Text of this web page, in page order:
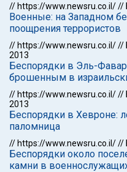
// https://www.newsru.co.il///
Военные: на Западном
поощрения террористов
// https://www.newsru.co.il///
2013
Беспорядки в Эль-
брошенным в
// https://www.newsru.co.il///
2013
Беспорядки в Хевроне:
паломница
// https://www.newsru.co.il///
Беспорядки около
камни в